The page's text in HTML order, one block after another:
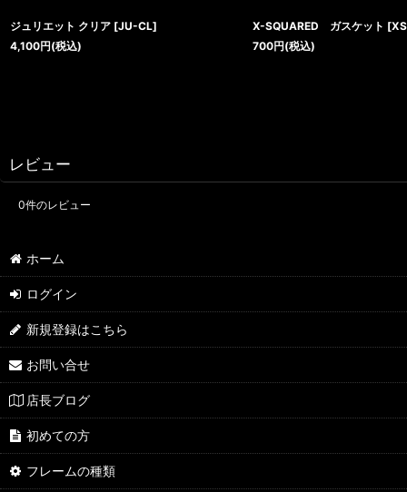
ジュリエット クリア [JU-CL]
4,100円(税込)
X-SQUARED ガスケット [
700円(税込)
レビュー
0件のレビュー
ホーム
ログイン
新規登録はこちら
お問い合せ
店長ブログ
初めての方
フレームの種類